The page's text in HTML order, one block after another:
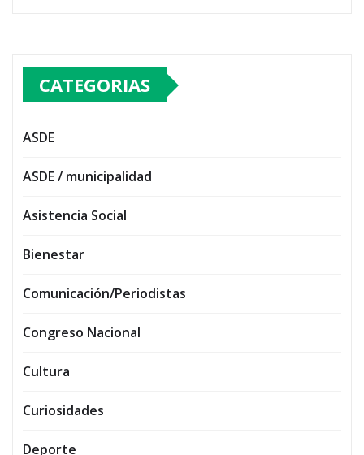
CATEGORIAS
ASDE
ASDE / municipalidad
Asistencia Social
Bienestar
Comunicación/Periodistas
Congreso Nacional
Cultura
Curiosidades
Deporte